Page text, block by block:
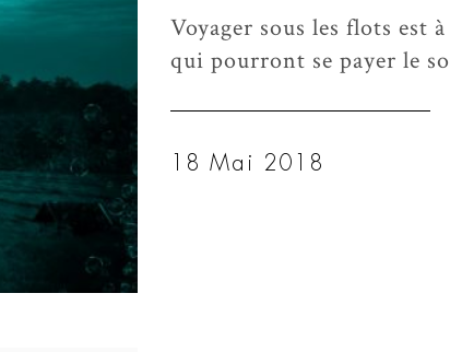
Voyager sous les flots est
qui pourront se payer le
18 Mai 2018